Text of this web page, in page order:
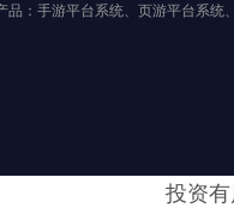
品：手游平台系统、页游平台系统
投资